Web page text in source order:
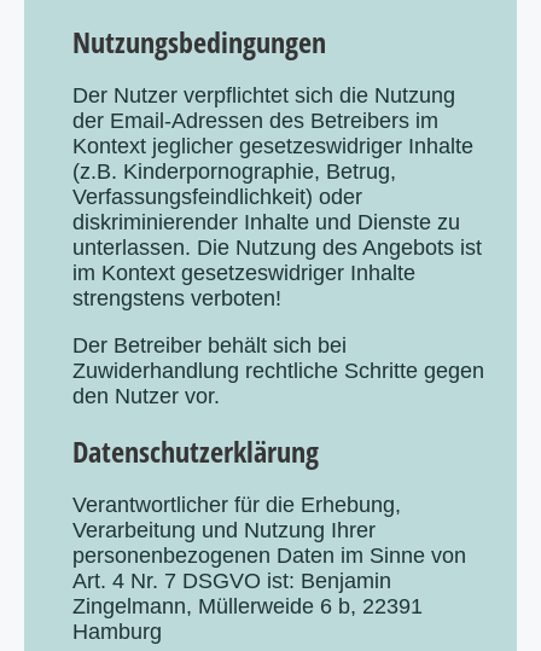
Nutzungsbedingungen
Der Nutzer verpflichtet sich die Nutzung
der Email-Adressen des Betreibers im
Kontext jeglicher gesetzeswidriger Inhalte
(z.B. Kinderpornographie, Betrug,
Verfassungsfeindlichkeit) oder
diskriminierender Inhalte und Dienste zu
unterlassen. Die Nutzung des Angebots ist
im Kontext gesetzeswidriger Inhalte
strengstens verboten!
Der Betreiber behält sich bei
Zuwiderhandlung rechtliche Schritte gegen
den Nutzer vor.
Datenschutzerklärung
Verantwortlicher für die Erhebung,
Verarbeitung und Nutzung Ihrer
personenbezogenen Daten im Sinne von
Art. 4 Nr. 7 DSGVO ist: Benjamin
Zingelmann, Müllerweide 6 b, 22391
Hamburg